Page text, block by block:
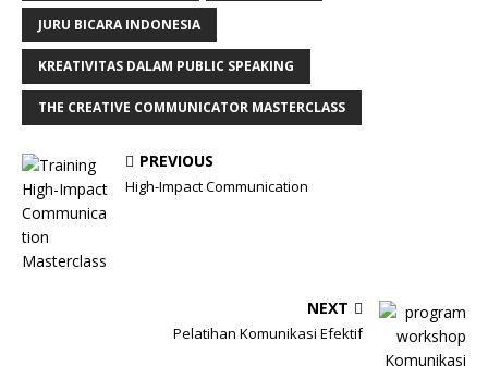
JURU BICARA INDONESIA
KREATIVITAS DALAM PUBLIC SPEAKING
THE CREATIVE COMMUNICATOR MASTERCLASS
PREVIOUS
High-Impact Communication
NEXT
Pelatihan Komunikasi Efektif